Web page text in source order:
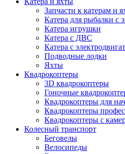
Запчасти к катерам и
Катера для рыбалки с
Катера игрушки
Катера с ДВС
Катера с
Подводные лодки
Яхты
Квадрокоптеры
3D квадрокоптеры
Гоночные
Квадрокоптеры для
Квадрокоптеры
Квадрокоптеры с
Колесный транспорт
Беговелы
Велосипеды